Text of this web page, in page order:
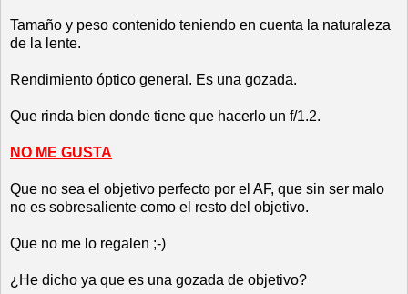
Tamaño y peso contenido teniendo en cuenta la naturaleza
de la lente.
Rendimiento óptico general. Es una gozada.
Que rinda bien donde tiene que hacerlo un f/1.2.
NO ME GUSTA
Que no sea el objetivo perfecto por el AF, que sin ser malo
no es sobresaliente como el resto del objetivo.
Que no me lo regalen ;-)
¿He dicho ya que es una gozada de objetivo?